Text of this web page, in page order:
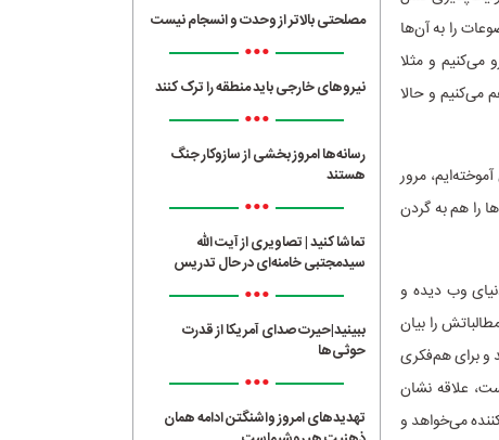
را به آن‌ها
می‌کنیم و مثلا
می‌کنیم و حالا
مرور
را هم به گردن
وب دیده و
را بیان
و برای هم‌فکری
علاقه نشان
می‌خواهد و
مصلحتی بالاتر از وحدت و انسجام نیست
•••
نیروهای خارجی باید منطقه را ترک کنند
•••
رسانه‌ها امروز بخشی از سازوکار جنگ
هستند
•••
تماشا کنید | تصاویری از آیت الله
سیدمجتبی خامنه‌ای در حال تدریس
•••
ببینید|حیرت صدای آمریکا از قدرت
حوثی‌ها
•••
تهدیدهای امروز واشنگتن ادامه همان